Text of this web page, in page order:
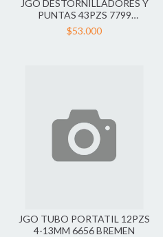
JGO DESTORNILLADORES Y
PUNTAS 43PZS 7799
WEMBLEY
$53.000
JGO TUBO PORTATIL 12PZS
4-13MM 6656 BREMEN